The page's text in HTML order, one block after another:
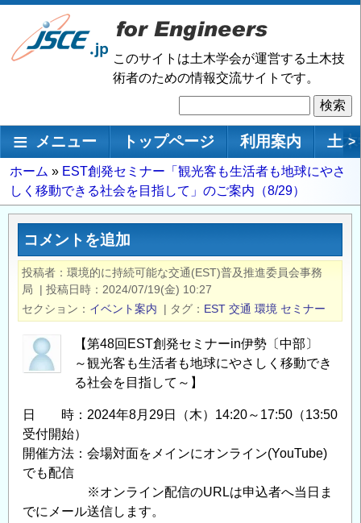
メ
ン
移
動
このサイトは土木学会が運営する土木技
術者のための情報交流サイトです。
索
メインナビゲーション
メニュー トップページ 利用案内 土 >
パ
ン
く
ホーム
EST創発セミナー「観光客も生活者も地球にやさ
しく移動できる社会を目指して」のご案内（8/29）
コメントを追加
投稿者
環境的に持続可能な交通(EST)普及推進委員会事務
局
| 投稿日時
2024/07/19(金) 10:27
セクション
イベント案内 | タグ EST 交通 環境 セミナー
【第48回EST創発セミナーin伊勢〔中部〕
～観光客も生活者も地球にやさしく移動でき
る社会を目指して～】
日 時：2024年8月29日（木）14:20～17:50（13:50
受付開始）
開催方法：会場対面をメインにオンライン(YouTube)
でも配信
※オンライン配信のURLは申込者へ当日ま
でにメール送信します。